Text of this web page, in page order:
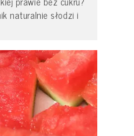
naturalnie słodzi i